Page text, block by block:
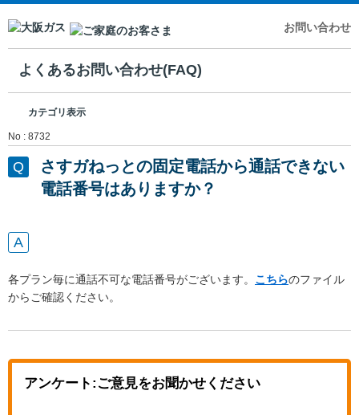
お問い合わせ
よくあるお問い合わせ(FAQ)
カテゴリ表示
No : 8732
さすガねっとの固定電話から通話できない
電話番号はありますか？
各プラン毎に通話不可な電話番号がございます。 こちらのファイル
からご確認ください。
アンケート:ご意見をお聞かせください